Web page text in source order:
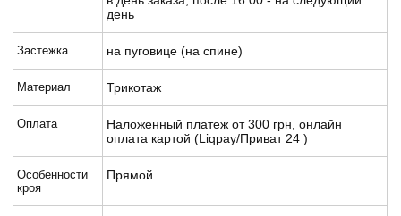
день
Застежка на пуговице (на спине)
Материал Трикотаж
Оплата
Наложенный платеж от 300 грн, онлайн
оплата картой (Liqpay/Приват 24 )
Особенности
кроя
Прямой